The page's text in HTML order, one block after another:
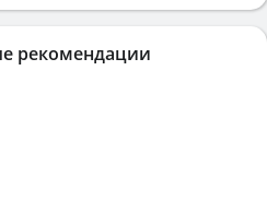
рекомендации